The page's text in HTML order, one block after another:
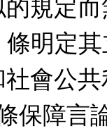
的規定
條明定
社會公
保障言